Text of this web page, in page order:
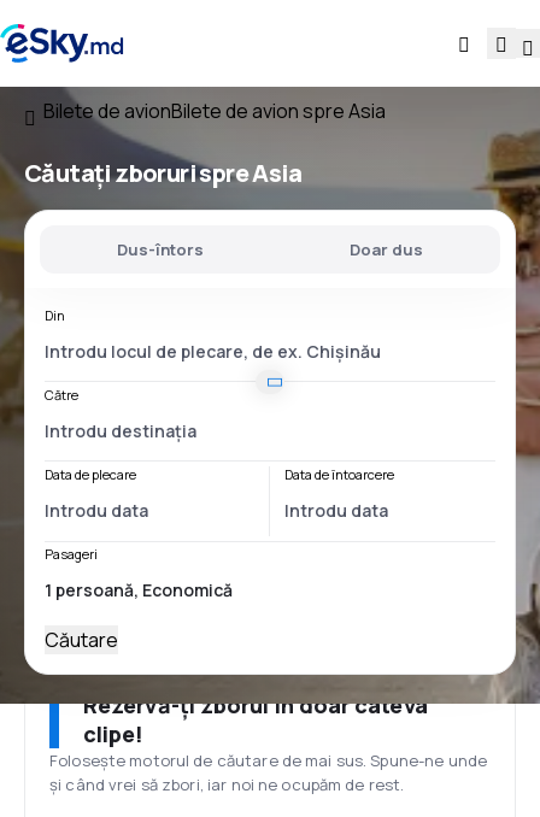
Bilete de avionBilete de avion spre Asia
Căutați zboruri spre Asia
Dus-întors Doar dus
Din
Către
Data de plecare Data de întoarcere
Pasageri
Căutare
Rezervă-ți zborul în doar câteva
clipe!
Folosește motorul de căutare de mai sus. Spune-ne unde
și când vrei să zbori, iar noi ne ocupăm de rest.